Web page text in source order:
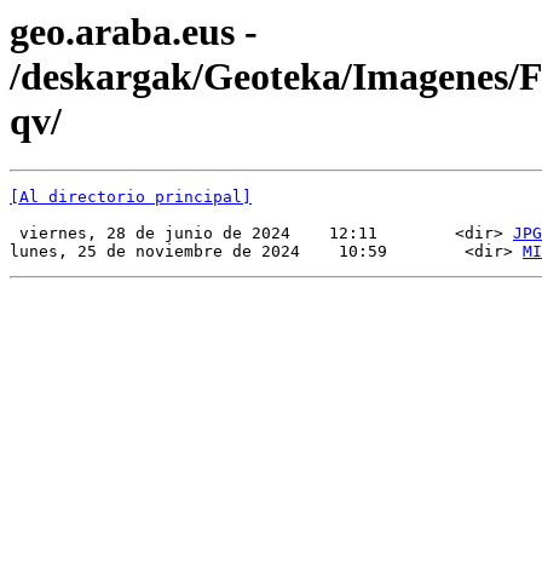
geo.araba.eus -
/deskargak/Geoteka/Imagenes/
qv/
[Al directorio principal]
viernes, 28 de junio de 2024    12:11        <dir> JPG
lunes, 25 de noviembre de 2024    10:59        <dir>